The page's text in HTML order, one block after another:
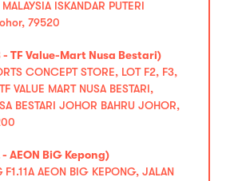
ISKANDAR PUTERI
79520
- TF Value-Mart Nusa Bestari)
CONCEPT STORE, LOT F2, F3,
VALUE MART NUSA BESTARI,
BESTARI JOHOR BAHRU JOHOR,
- AEON BiG Kepong)
F1.11A AEON BIG KEPONG, JALAN